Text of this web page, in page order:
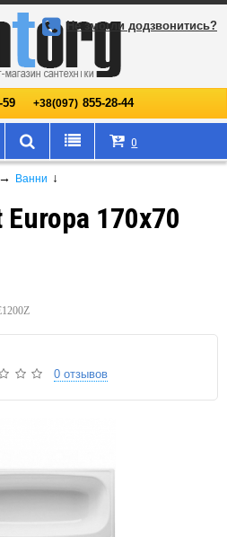
59 +38(097) 855-28-44
Не змогли додзвонитись?
0
→ Ванни ↓
170х70
0 отзывов